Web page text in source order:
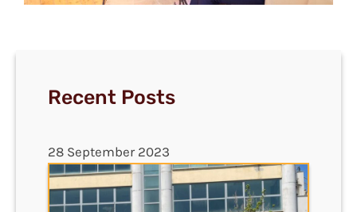
Recent Posts
28 September 2023